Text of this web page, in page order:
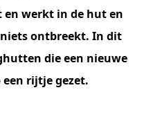
en werkt in de hut en
ontbreekt. In dit
die een nieuwe
rijtje gezet.